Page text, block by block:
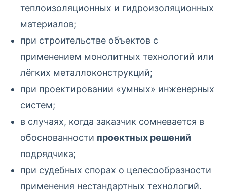
теплоизоляционных и гидроизоляционных
материалов;
при строительстве объектов с
применением монолитных технологий или
лёгких металлоконструкций;
при проектировании «умных» инженерных
систем;
в случаях, когда заказчик сомневается в
обоснованности проектных решений
подрядчика;
при судебных спорах о целесообразности
применения нестандартных технологий.